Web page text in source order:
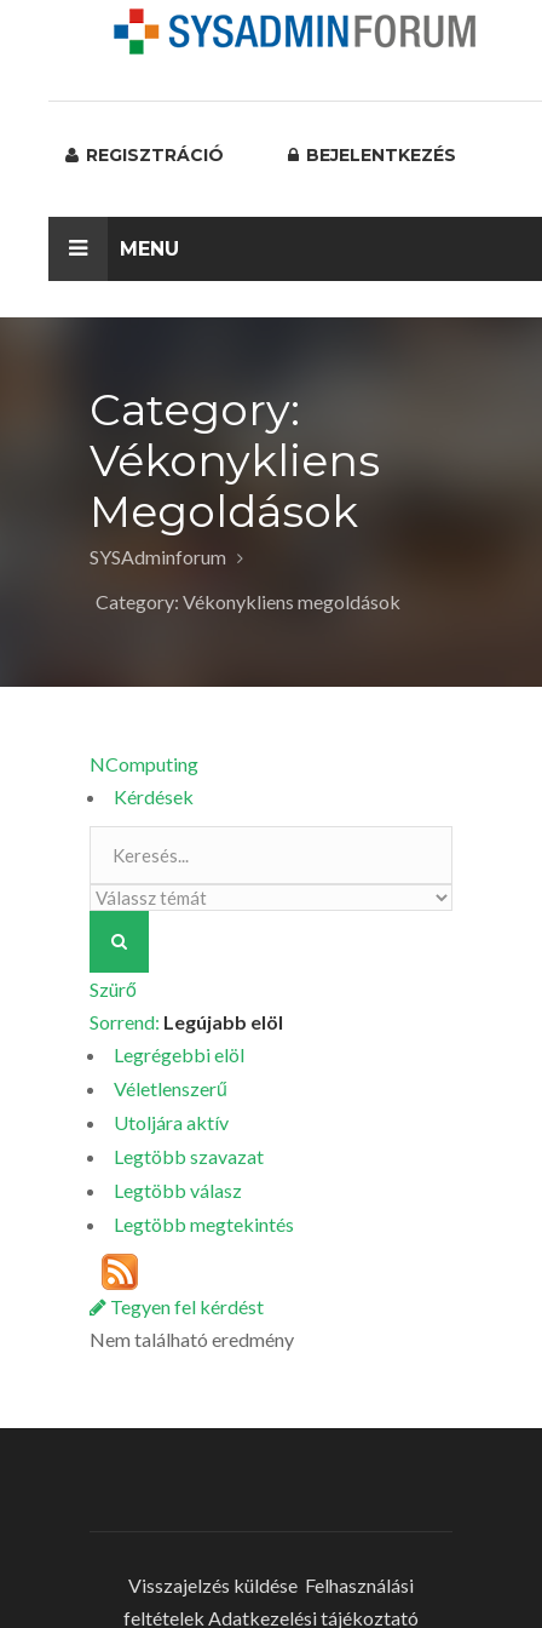
REGISZTRÁCIÓ BEJELENTKEZÉS
MENU
Category:
Vékonykliens
Megoldások
SYSAdminforum
Category: Vékonykliens megoldások
NComputing
Kérdések
Szürő
Sorrend: Legújabb elöl
Legrégebbi elöl
Véletlenszerű
Utoljára aktív
Legtöbb szavazat
Legtöbb válasz
Legtöbb megtekintés
Tegyen fel kérdést
Nem található eredmény
Visszajelzés küldése Felhasználási
feltételek Adatkezelési tájékoztató